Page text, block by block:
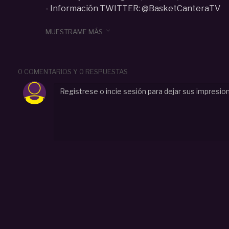
- Información TWITTER: @BasketCanteraTV
MUESTRAME MÁS 
0 COMENTARIOS Y 0 RESPUESTAS